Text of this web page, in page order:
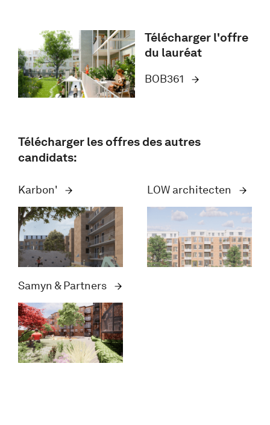
Télécharger l'offre
du lauréat
BOB361
Télécharger les offres des autres
candidats:
Karbon' LOW architecten
Samyn & Partners